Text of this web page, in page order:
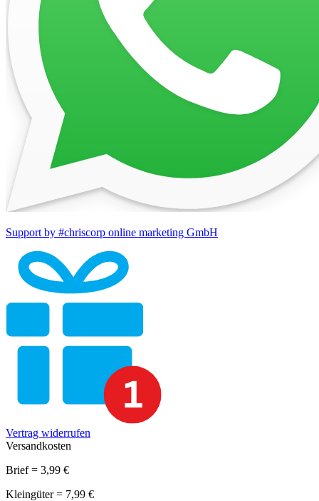
Support by #chriscorp online marketing GmbH
Vertrag widerrufen
Versandkosten
Brief = 3,99 €
Kleingüter = 7,99 €